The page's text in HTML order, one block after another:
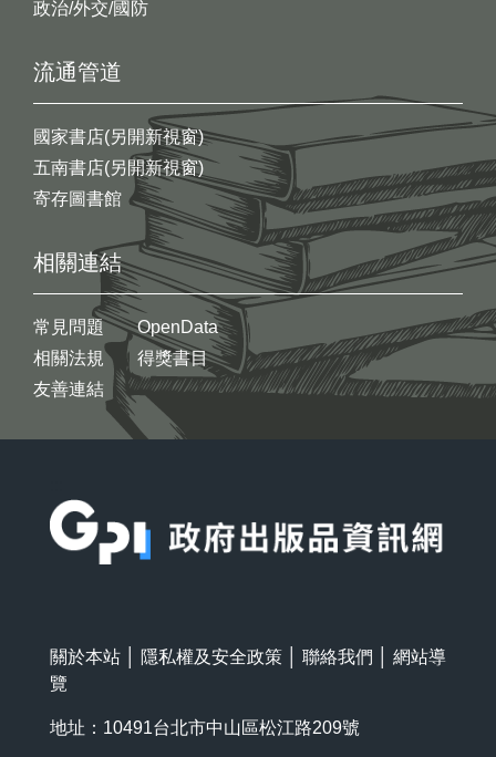
政治/外交/國防
流通管道
國家書店(另開新視窗)
五南書店(另開新視窗)
寄存圖書館
相關連結
常見問題
相關法規
友善連結
OpenData
得獎書目
關於本站 隱私權及安全政策 聯絡我們
網站導
覽
地址：10491台北市中山區松江路209號